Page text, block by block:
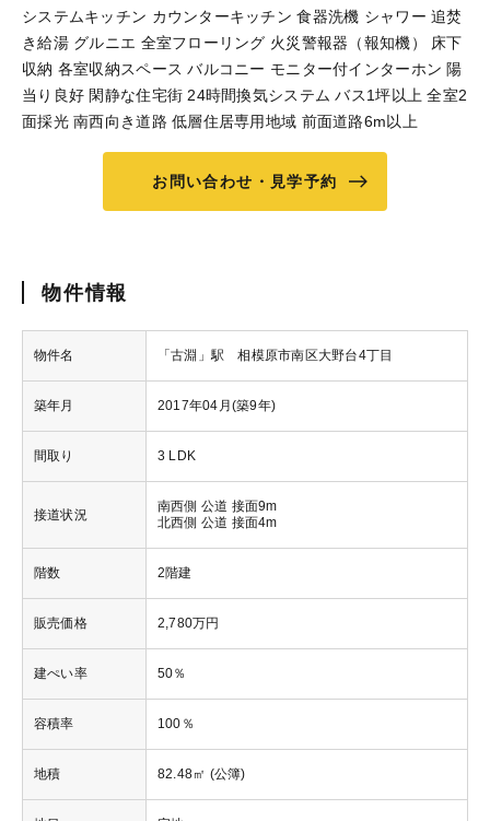
システムキッチン カウンターキッチン 食器洗機 シャワー 追焚
き給湯 グルニエ 全室フローリング 火災警報器（報知機） 床下
収納 各室収納スペース バルコニー モニター付インターホン 陽
当り良好 閑静な住宅街 24時間換気システム バス1坪以上 全室2
面採光 南西向き道路 低層住居専用地域 前面道路6m以上
お問い合わせ・見学予約
物件情報
物件名 「古淵」駅 相模原市南区大野台4丁目
築年月 2017年04月(築9年)
間取り 3 LDK
接道状況
南西側 公道 接面9m
北西側 公道 接面4m
階数 2階建
販売価格 2,780万円
建ぺい率 50％
容積率 100％
地積 82.48㎡ (公簿)